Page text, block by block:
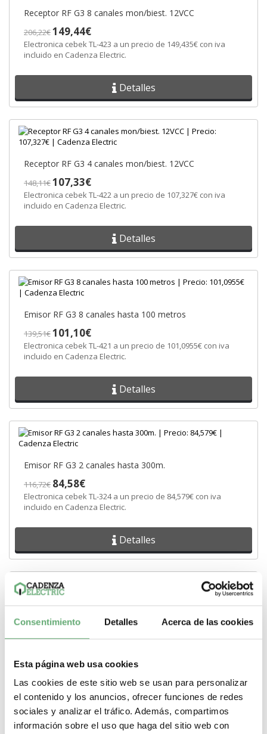
Consentimiento Detalles Acerca de las cookies
Esta página web usa cookies
Las cookies de este sitio web se usan para personalizar
el contenido y los anuncios, ofrecer funciones de redes
sociales y analizar el tráfico. Además, compartimos
información sobre el uso que haga del sitio web con
Receptor RF G3 8 canales mon/biest. 12VCC
206,22€149,44€
Electronica cebek TL-423 a un precio de 149,435€ con iva
incluido en Cadenza Electric.
Detalles
Receptor RF G3 4 canales mon/biest. 12VCC
148,11€107,33€
Electronica cebek TL-422 a un precio de 107,327€ con iva
incluido en Cadenza Electric.
Detalles
Emisor RF G3 8 canales hasta 100 metros
139,51€101,10€
Electronica cebek TL-421 a un precio de 101,0955€ con iva
incluido en Cadenza Electric.
Detalles
Emisor RF G3 2 canales hasta 300m.
116,72€ 84,58€
Electronica cebek TL-324 a un precio de 84,579€ con iva
incluido en Cadenza Electric.
Detalles
Emisor RF G3 2 canales hasta 100m.
incluido en Cadenza Electric.
Detalles